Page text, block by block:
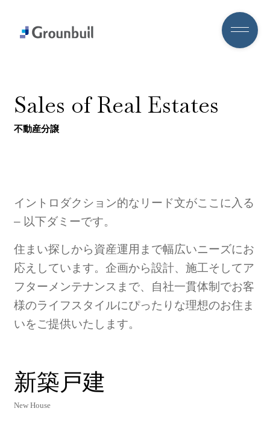
Sales of Real Estates
不動産分譲
イントロダクション的なリード文がここに入る
– 以下ダミーです。
住まい探しから資産運用まで幅広いニーズにお
応えしています。企画から設計、施工そしてア
フターメンテナンスまで、自社一貫体制でお客
様のライフスタイルにぴったりな理想のお住ま
いをご提供いたします。
新築戸建
New House